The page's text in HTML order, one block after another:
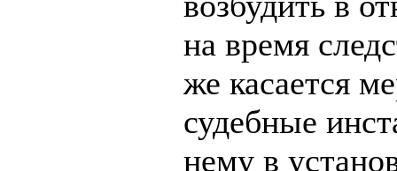
на время
же касается
судебные
нему в